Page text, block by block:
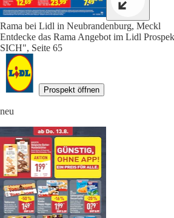
Rama bei Lidl in Neubrandenburg, Meckl
Entdecke das Rama Angebot im Lidl
SICH", Seite 65
Prospekt öffnen
neu